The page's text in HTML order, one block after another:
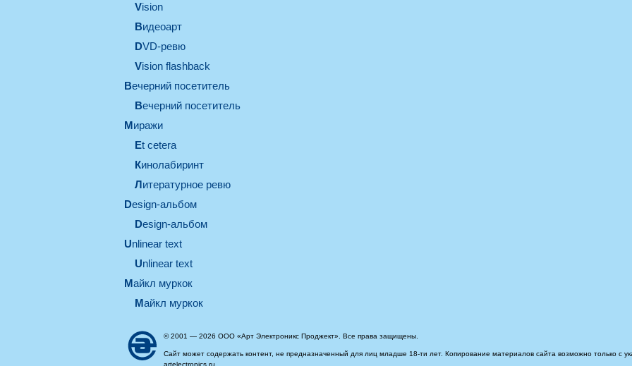
vision
видеоарт
DVD-ревю
Vision flashback
вечерний посетитель
вечерний посетитель
миражи
et cetera
кинолабиринт
литературное ревю
design-альбом
design-альбом
unlinear text
Unlinear text
майкл муркок
майкл муркок
© 2001 — 2026 ООО «Арт Электроникс Проджект». Все права защищены.
Сайт может содержать контент, не предназначенный для лиц младше 18-ти лет. Копирование материалов сайта возможно только с
artelectronics.ru.